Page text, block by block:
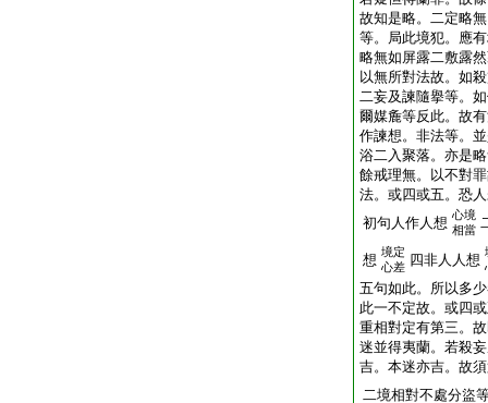
故知是略。二定略
等。局此境犯。應
略無如屏露二敷露
以無所對法故。如
二妄及諫隨擧等。
爾媒麁等反此。故
作諫想。非法等。
浴二入聚落。亦是
餘戒理無。以不對
法。或四或五。恐
初句人作人想 心境
相當
想 境定
心差 四非人人想
五句如此。所以多
此一不定故。或四
重相對定有第三。
迷並得夷蘭。若殺
吉。本迷亦吉。故
二境相對不處分盜